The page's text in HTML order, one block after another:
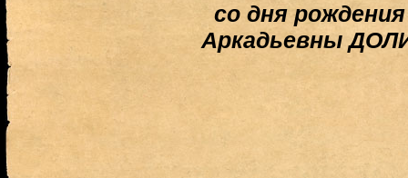
со дня
Аркадьевны